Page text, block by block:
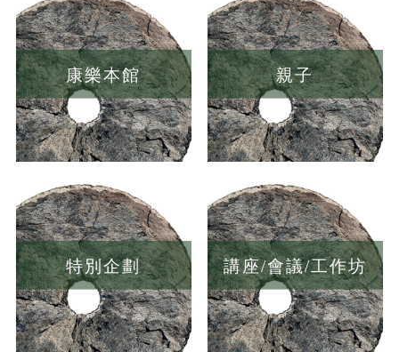
康樂本館 親子
特別企劃 講座/會議/工作坊